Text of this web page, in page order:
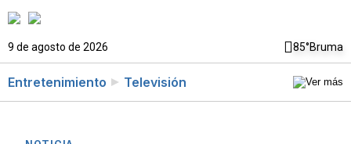
9 de agosto de 2026 85°Bruma
Entretenimiento Televisión